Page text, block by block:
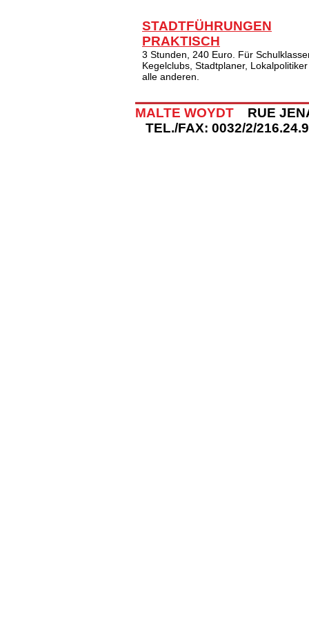
STADTFÜHRUNGEN
PRAKTISCH
3 Stunden, 240 Euro. Für
Kegelclubs, Stadtplaner,
alle anderen.
MALTE WOYDT RUE
TEL./FAX: 0032/2/